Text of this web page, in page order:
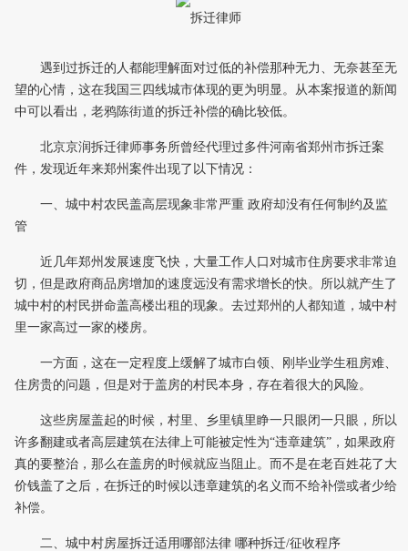
遇到过拆迁的人都能理解面对过低的补偿那种无力、无奈甚至无
望的心情，这在我国三四线城市体现的更为明显。从本案报道的新闻
中可以看出，老鸦陈街道的拆迁补偿的确比较低。
北京京润拆迁律师事务所曾经代理过多件河南省郑州市拆迁案
件，发现近年来郑州案件出现了以下情况：
一、城中村农民盖高层现象非常严重 政府却没有任何制约及监
管
近几年郑州发展速度飞快，大量工作人口对城市住房要求非常迫
切，但是政府商品房增加的速度远没有需求增长的快。所以就产生了
城中村的村民拼命盖高楼出租的现象。去过郑州的人都知道，城中村
里一家高过一家的楼房。
一方面，这在一定程度上缓解了城市白领、刚毕业学生租房难、
住房贵的问题，但是对于盖房的村民本身，存在着很大的风险。
这些房屋盖起的时候，村里、乡里镇里睁一只眼闭一只眼，所以
许多翻建或者高层建筑在法律上可能被定性为“违章建筑”，如果政府
真的要整治，那么在盖房的时候就应当阻止。而不是在老百姓花了大
价钱盖了之后，在拆迁的时候以违章建筑的名义而不给补偿或者少给
补偿。
二、城中村房屋拆迁适用哪部法律 哪种拆迁/征收程序